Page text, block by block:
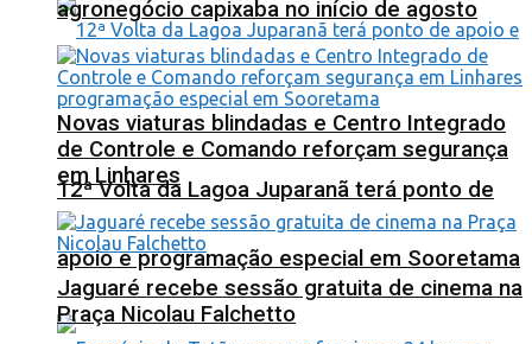
12ª Volta da Lagoa Juparanã terá ponto de
apoio e programação especial em Sooretama
agronegócio capixaba no início de agosto
Novas viaturas blindadas e Centro Integrado
de Controle e Comando reforçam segurança
em Linhares
Jaguaré recebe sessão gratuita de cinema na
Praça Nicolau Falchetto